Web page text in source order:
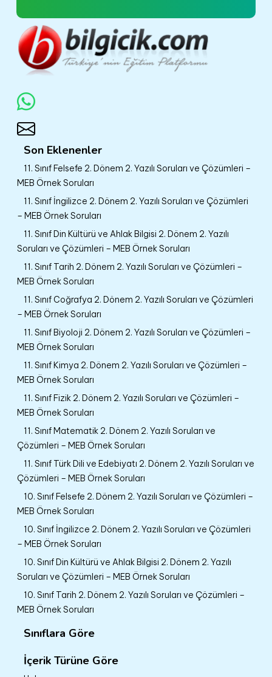
Son Eklenenler
11. Sınıf Felsefe 2. Dönem 2. Yazılı Soruları ve Çözümleri –
MEB Örnek Soruları
11. Sınıf İngilizce 2. Dönem 2. Yazılı Soruları ve Çözümleri
– MEB Örnek Soruları
11. Sınıf Din Kültürü ve Ahlak Bilgisi 2. Dönem 2. Yazılı
Soruları ve Çözümleri – MEB Örnek Soruları
11. Sınıf Tarih 2. Dönem 2. Yazılı Soruları ve Çözümleri –
MEB Örnek Soruları
11. Sınıf Coğrafya 2. Dönem 2. Yazılı Soruları ve Çözümleri
– MEB Örnek Soruları
11. Sınıf Biyoloji 2. Dönem 2. Yazılı Soruları ve Çözümleri –
MEB Örnek Soruları
11. Sınıf Kimya 2. Dönem 2. Yazılı Soruları ve Çözümleri –
MEB Örnek Soruları
11. Sınıf Fizik 2. Dönem 2. Yazılı Soruları ve Çözümleri –
MEB Örnek Soruları
11. Sınıf Matematik 2. Dönem 2. Yazılı Soruları ve
Çözümleri – MEB Örnek Soruları
11. Sınıf Türk Dili ve Edebiyatı 2. Dönem 2. Yazılı Soruları ve
Çözümleri – MEB Örnek Soruları
10. Sınıf Felsefe 2. Dönem 2. Yazılı Soruları ve Çözümleri –
MEB Örnek Soruları
10. Sınıf İngilizce 2. Dönem 2. Yazılı Soruları ve Çözümleri
– MEB Örnek Soruları
10. Sınıf Din Kültürü ve Ahlak Bilgisi 2. Dönem 2. Yazılı
Soruları ve Çözümleri – MEB Örnek Soruları
10. Sınıf Tarih 2. Dönem 2. Yazılı Soruları ve Çözümleri –
MEB Örnek Soruları
Sınıflara Göre
İçerik Türüne Göre